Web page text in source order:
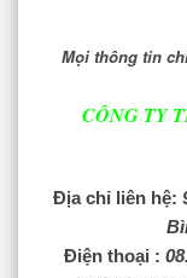
Mọi thông tin
CÔNG TY
Địa chỉ liên hệ:
Điện thoại :